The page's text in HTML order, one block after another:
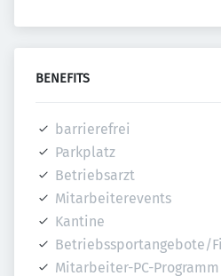
BENEFITS
barrierefrei
Parkplatz
Betriebsarzt
Mitarbeiterevents
Kantine
Betriebssportangebote/
Mitarbeiter-PC-Programm